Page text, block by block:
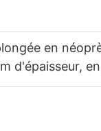
en
d'épaisseur,